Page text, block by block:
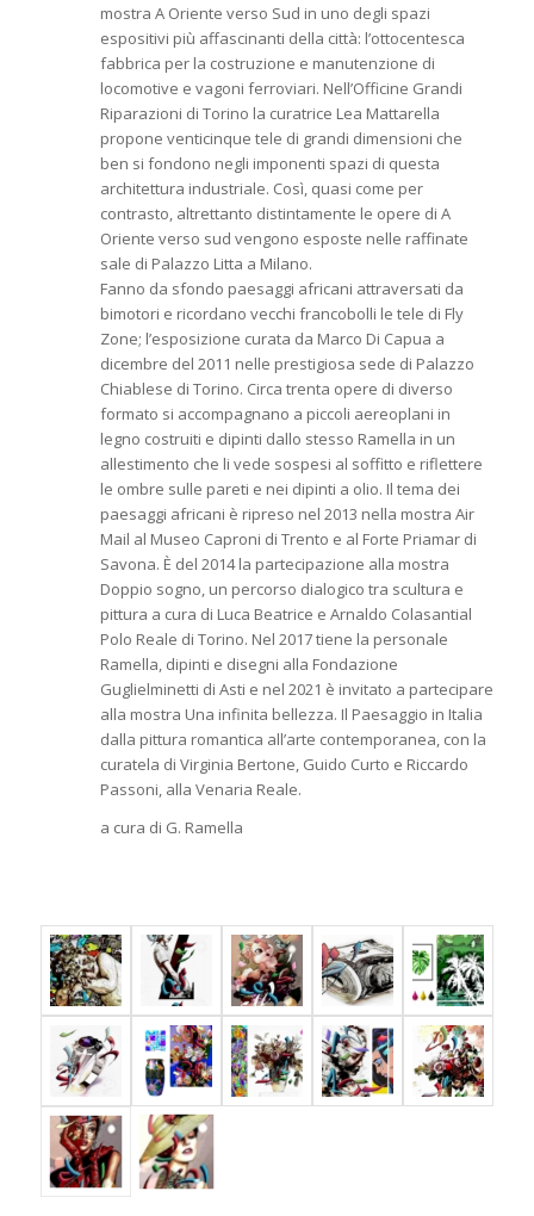
mostra A Oriente verso Sud in uno degli spazi
espositivi più affascinanti della città: l’ottocentesca
fabbrica per la costruzione e manutenzione di
locomotive e vagoni ferroviari. Nell’Officine Grandi
Riparazioni di Torino la curatrice Lea Mattarella
propone venticinque tele di grandi dimensioni che
ben si fondono negli imponenti spazi di questa
architettura industriale. Così, quasi come per
contrasto, altrettanto distintamente le opere di A
Oriente verso sud vengono esposte nelle raffinate
sale di Palazzo Litta a Milano.
Fanno da sfondo paesaggi africani attraversati da
bimotori e ricordano vecchi francobolli le tele di Fly
Zone; l’esposizione curata da Marco Di Capua a
dicembre del 2011 nelle prestigiosa sede di Palazzo
Chiablese di Torino. Circa trenta opere di diverso
formato si accompagnano a piccoli aereoplani in
legno costruiti e dipinti dallo stesso Ramella in un
allestimento che li vede sospesi al soffitto e riflettere
le ombre sulle pareti e nei dipinti a olio. Il tema dei
paesaggi africani è ripreso nel 2013 nella mostra Air
Mail al Museo Caproni di Trento e al Forte Priamar di
Savona. È del 2014 la partecipazione alla mostra
Doppio sogno, un percorso dialogico tra scultura e
pittura a cura di Luca Beatrice e Arnaldo Colasantial
Polo Reale di Torino. Nel 2017 tiene la personale
Ramella, dipinti e disegni alla Fondazione
Guglielminetti di Asti e nel 2021 è invitato a partecipare
alla mostra Una infinita bellezza. Il Paesaggio in Italia
dalla pittura romantica all’arte contemporanea, con la
curatela di Virginia Bertone, Guido Curto e Riccardo
Passoni, alla Venaria Reale.
a cura di G. Ramella